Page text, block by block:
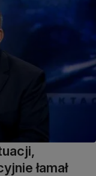
łamał